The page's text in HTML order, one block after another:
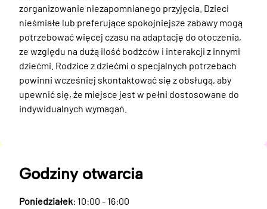
zorganizowanie niezapomnianego przyjęcia. Dzieci
nieśmiałe lub preferujące spokojniejsze zabawy mogą
potrzebować więcej czasu na adaptację do otoczenia,
ze względu na dużą ilość bodźców i interakcji z innymi
dziećmi. Rodzice z dziećmi o specjalnych potrzebach
powinni wcześniej skontaktować się z obsługą, aby
upewnić się, że miejsce jest w pełni dostosowane do
indywidualnych wymagań.
Godziny otwarcia
Poniedziałek: 10:00 - 16:00